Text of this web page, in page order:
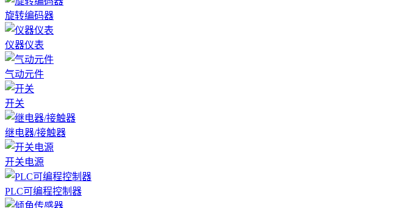
旋转编码器
仪器仪表
气动元件
开关
继电器/接触器
开关电源
PLC可编程控制器